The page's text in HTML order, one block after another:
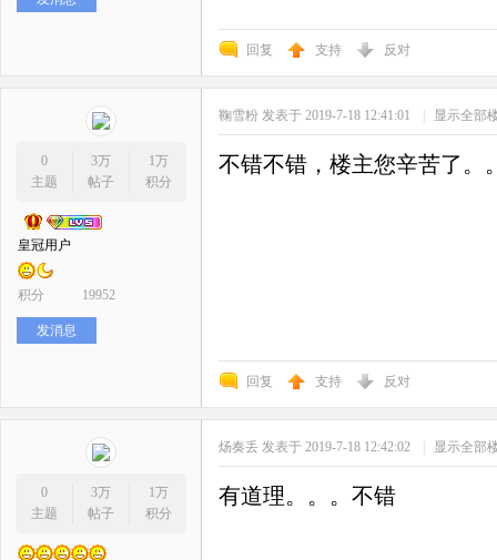
回复 支持 反对
0
主题
3万
帖子
1万
积分
皇冠用户
积分 19952
发消息
鞠雪粉 发表于 2019-7-18 12:41:01 | 显示全部
不错不错，楼主您辛苦了。
回复 支持 反对
0
主题
3万
帖子
1万
积分
炀奏丢 发表于 2019-7-18 12:42:02 | 显示全部
有道理。。。不错